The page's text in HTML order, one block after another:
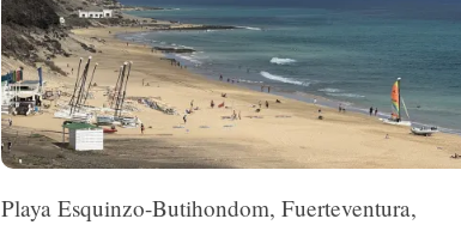
Playa Esquinzo-Butihondom, Fuerteventura,